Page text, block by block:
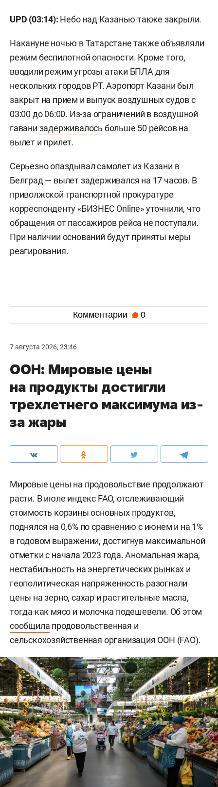
UPD (03:14): Небо над Казанью также закрыли.
Накануне ночью в Татарстане также объявляли
режим беспилотной опасности. Кроме того,
вводили режим угрозы атаки БПЛА для
нескольких городов РТ. Аэропорт Казани был
закрыт на прием и выпуск воздушных судов с
03:00 до 06:00. Из-за ограничений в воздушной
гавани задерживалось больше 50 рейсов на
вылет и прилет.
Серьезноопаздывалсамолет из Казани в
Белград — вылет задерживался на 17 часов. В
приволжской транспортной прокуратуре
корреспонденту «БИЗНЕС Online» уточнили, что
обращения от пассажиров рейса не поступали.
При наличии оснований будут приняты меры
реагирования.
Комментарии 0
7 августа 2026, 23:46
ООН: Мировые цены
на продукты достигли
трехлетнего максимума из-
за жары
Мировые цены на продовольствие продолжают
расти. В июле индекс FAO, отслеживающий
стоимость корзины основных продуктов,
поднялся на 0,6% по сравнению с июнем и на 1%
в годовом выражении, достигнув максимальной
отметки с начала 2023 года. Аномальная жара,
нестабильность на энергетических рынках и
геополитическая напряженность разогнали
цены на зерно, сахар и растительные масла,
тогда как мясо и молочка подешевели. Об этом
сообщила продовольственная и
сельскохозяйственная организация ООН (FAO).